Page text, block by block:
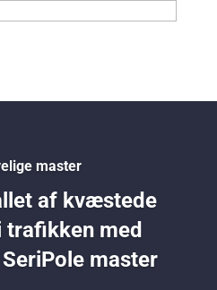
master
af kvæstede
med
master